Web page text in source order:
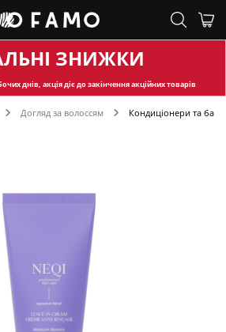
ЗНИЖКИ
днів, акція діє до закінчення акційних товарів
Догляд за волоссям Кондиціонери та